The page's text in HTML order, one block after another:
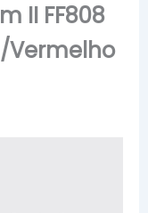
II FF808
Vermelho